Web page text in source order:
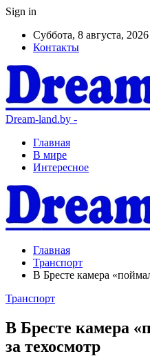
Sign in
Суббота, 8 августа, 2026
Контакты
Dream-land.by -
Главная
В мире
Интересное
Главная
Транспорт
В Бресте камера
Транспорт
В Бресте камера
за техосмотр